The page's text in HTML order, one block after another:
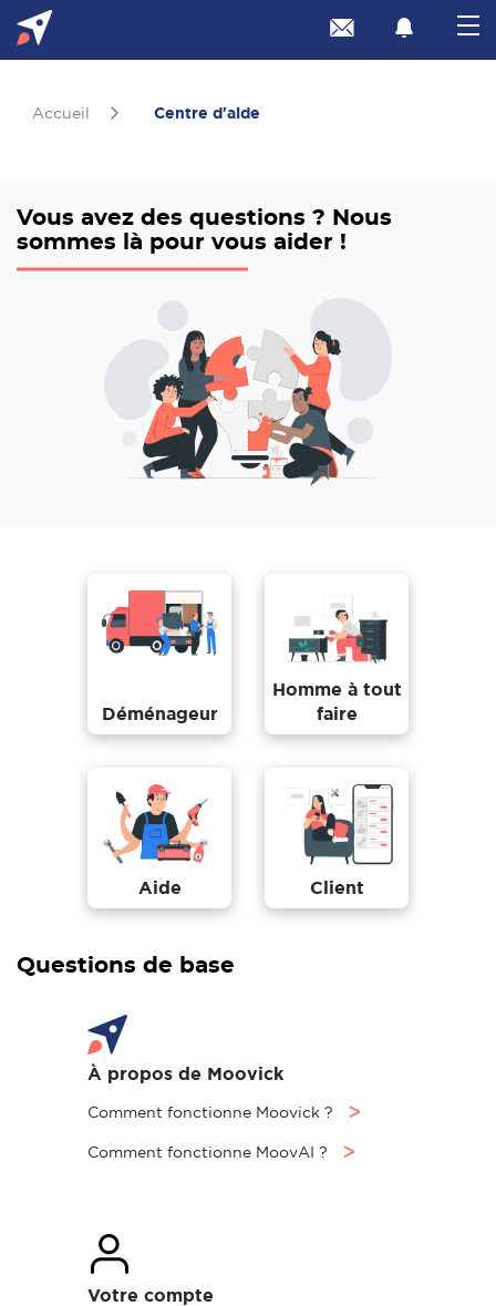
Accueil Centre d'aide
Vous avez des questions ? Nous
sommes là pour vous aider !
Déménageur
Homme à tout
faire
Aide Client
Questions de base
À propos de Moovick
Comment fonctionne Moovick ? ᐳ
Comment fonctionne MoovAI ? ᐳ
Votre compte